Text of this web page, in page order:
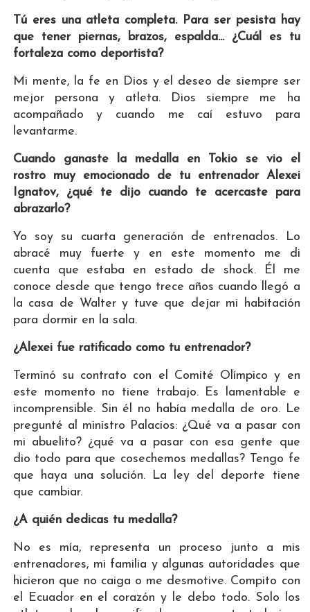
Tú eres una atleta completa. Para ser pesista hay
que tener piernas, brazos, espalda... ¿Cuál es tu
fortaleza como deportista?
Mi mente, la fe en Dios y el deseo de siempre ser
mejor persona y atleta. Dios siempre me ha
acompañado y cuando me caí estuvo para
levantarme.
Cuando ganaste la medalla en Tokio se vio el
rostro muy emocionado de tu entrenador Alexei
Ignatov, ¿qué te dijo cuando te acercaste para
abrazarlo?
Yo soy su cuarta generación de entrenados. Lo
abracé muy fuerte y en este momento me di
cuenta que estaba en estado de shock. Él me
conoce desde que tengo trece años cuando llegó a
la casa de Walter y tuve que dejar mi habitación
para dormir en la sala.
¿Alexei fue ratificado como tu entrenador?
Terminó su contrato con el Comité Olímpico y en
este momento no tiene trabajo. Es lamentable e
incomprensible. Sin él no había medalla de oro. Le
pregunté al ministro Palacios: ¿Qué va a pasar con
mi abuelito? ¿qué va a pasar con esa gente que
dio todo para que cosechemos medallas? Tengo fe
que haya una solución. La ley del deporte tiene
que cambiar.
¿A quién dedicas tu medalla?
No es mía, representa un proceso junto a mis
entrenadores, mi familia y algunas autoridades que
hicieron que no caiga o me desmotive. Compito con
el Ecuador en el corazón y le debo todo. Solo los